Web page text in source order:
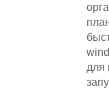
для